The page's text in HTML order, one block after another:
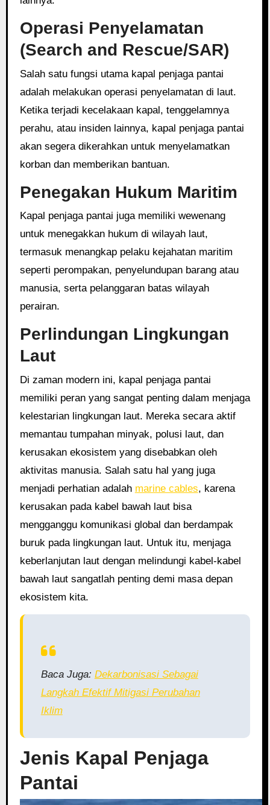
Operasi Penyelamatan
(Search and Rescue/SAR)
Salah satu fungsi utama kapal penjaga pantai
adalah melakukan operasi penyelamatan di laut.
Ketika terjadi kecelakaan kapal, tenggelamnya
perahu, atau insiden lainnya, kapal penjaga pantai
akan segera dikerahkan untuk menyelamatkan
korban dan memberikan bantuan.
Penegakan Hukum Maritim
Kapal penjaga pantai juga memiliki wewenang
untuk menegakkan hukum di wilayah laut,
termasuk menangkap pelaku kejahatan maritim
seperti perompakan, penyelundupan barang atau
manusia, serta pelanggaran batas wilayah
perairan.
Perlindungan Lingkungan
Laut
Di zaman modern ini, kapal penjaga pantai
memiliki peran yang sangat penting dalam menjaga
kelestarian lingkungan laut. Mereka secara aktif
memantau tumpahan minyak, polusi laut, dan
kerusakan ekosistem yang disebabkan oleh
aktivitas manusia. Salah satu hal yang juga
menjadi perhatian adalah marine cables, karena
kerusakan pada kabel bawah laut bisa
mengganggu komunikasi global dan berdampak
buruk pada lingkungan laut. Untuk itu, menjaga
keberlanjutan laut dengan melindungi kabel-kabel
bawah laut sangatlah penting demi masa depan
ekosistem kita.
Baca Juga: Dekarbonisasi Sebagai
Langkah Efektif Mitigasi Perubahan
Iklim
Jenis Kapal Penjaga
Pantai